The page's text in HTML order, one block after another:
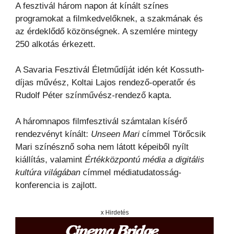
A fesztivál három napon át kínált színes
programokat a filmkedvelőknek, a szakmának és
az érdeklődő közönségnek. A szemlére mintegy
250 alkotás érkezett.
A Savaria Fesztivál Életműdíját idén két Kossuth-
díjas művész, Koltai Lajos rendező-operatőr és
Rudolf Péter színművész-rendező kapta.
A háromnapos filmfesztivál számtalan kísérő
rendezvényt kínált: Unseen Mari címmel Törőcsik
Mari színésznő soha nem látott képeiből nyílt
kiállítás, valamint Értékközpontú média a digitális
kultúra világában címmel médiatudatosság-
konferencia is zajlott.
x Hirdetés